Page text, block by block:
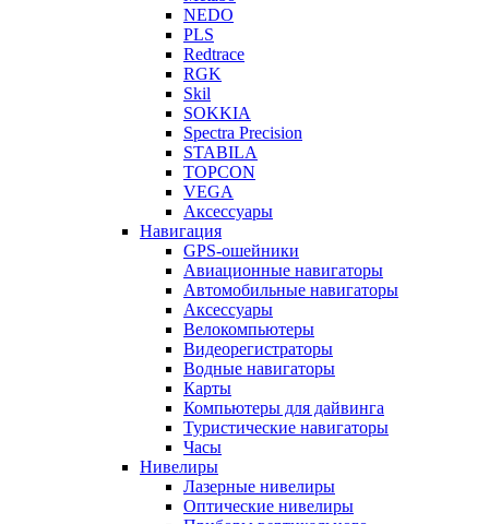
NEDO
PLS
Redtrace
RGK
Skil
SOKKIA
Spectra Precision
STABILA
TOPCON
VEGA
Аксессуары
Навигация
GPS-ошейники
Авиационные навигаторы
Автомобильные навигаторы
Аксессуары
Велокомпьютеры
Видеорегистраторы
Водные навигаторы
Карты
Компьютеры для дайвинга
Туристические навигаторы
Часы
Нивелиры
Лазерные нивелиры
Оптические нивелиры